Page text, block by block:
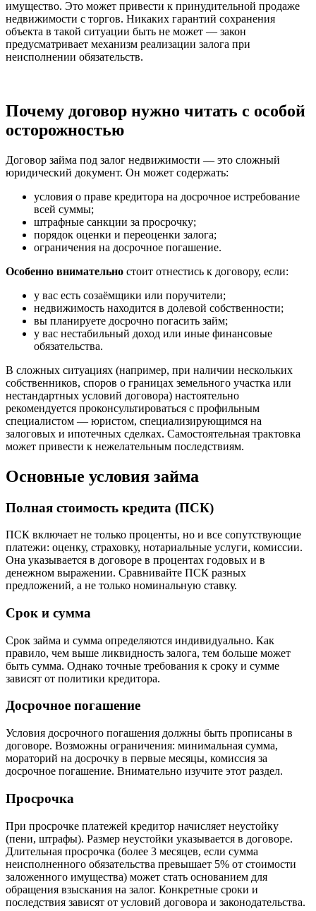
имущество. Это может привести к принудительной продаже
недвижимости с торгов. Никаких гарантий сохранения
объекта в такой ситуации быть не может — закон
предусматривает механизм реализации залога при
неисполнении обязательств.
Почему договор нужно читать с особой
осторожностью
Договор займа под залог недвижимости — это сложный
юридический документ. Он может содержать:
условия о праве кредитора на досрочное истребование
всей суммы;
штрафные санкции за просрочку;
порядок оценки и переоценки залога;
ограничения на досрочное погашение.
Особенно внимательно стоит отнестись к договору, если:
у вас есть созаёмщики или поручители;
недвижимость находится в долевой собственности;
вы планируете досрочно погасить займ;
у вас нестабильный доход или иные финансовые
обязательства.
В сложных ситуациях (например, при наличии нескольких
собственников, споров о границах земельного участка или
нестандартных условий договора) настоятельно
рекомендуется проконсультироваться с профильным
специалистом — юристом, специализирующимся на
залоговых и ипотечных сделках. Самостоятельная трактовка
может привести к нежелательным последствиям.
Основные условия займа
Полная стоимость кредита (ПСК)
ПСК включает не только проценты, но и все сопутствующие
платежи: оценку, страховку, нотариальные услуги, комиссии.
Она указывается в договоре в процентах годовых и в
денежном выражении. Сравнивайте ПСК разных
предложений, а не только номинальную ставку.
Срок и сумма
Срок займа и сумма определяются индивидуально. Как
правило, чем выше ликвидность залога, тем больше может
быть сумма. Однако точные требования к сроку и сумме
зависят от политики кредитора.
Досрочное погашение
Условия досрочного погашения должны быть прописаны в
договоре. Возможны ограничения: минимальная сумма,
мораторий на досрочку в первые месяцы, комиссия за
досрочное погашение. Внимательно изучите этот раздел.
Просрочка
При просрочке платежей кредитор начисляет неустойку
(пени, штрафы). Размер неустойки указывается в договоре.
Длительная просрочка (более 3 месяцев, если сумма
неисполненного обязательства превышает 5% от стоимости
заложенного имущества) может стать основанием для
обращения взыскания на залог. Конкретные сроки и
последствия зависят от условий договора и законодательства.